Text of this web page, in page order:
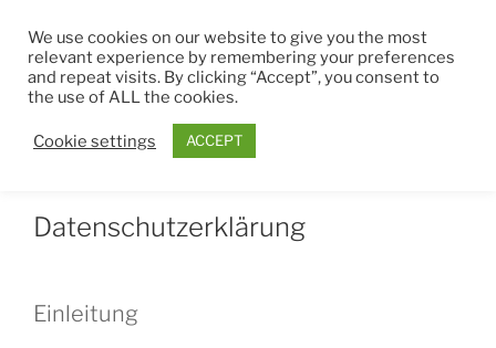
Inhalt
springen
THEMEPARK4EVER
Datenschutzerklärung
Einleitung
We use cookies on our website to give you the most
relevant experience by remembering your preferences
and repeat visits. By clicking “Accept”, you consent to
the use of ALL the cookies.
Cookie settings ACCEPT